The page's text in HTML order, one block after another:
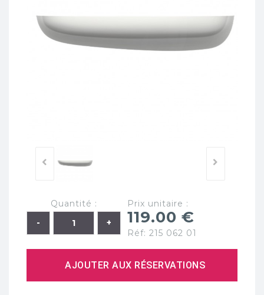
Quantité : Prix unitaire :
119.00 €
Réf: 215 062 01
AJOUTER AUX RÉSERVATIONS